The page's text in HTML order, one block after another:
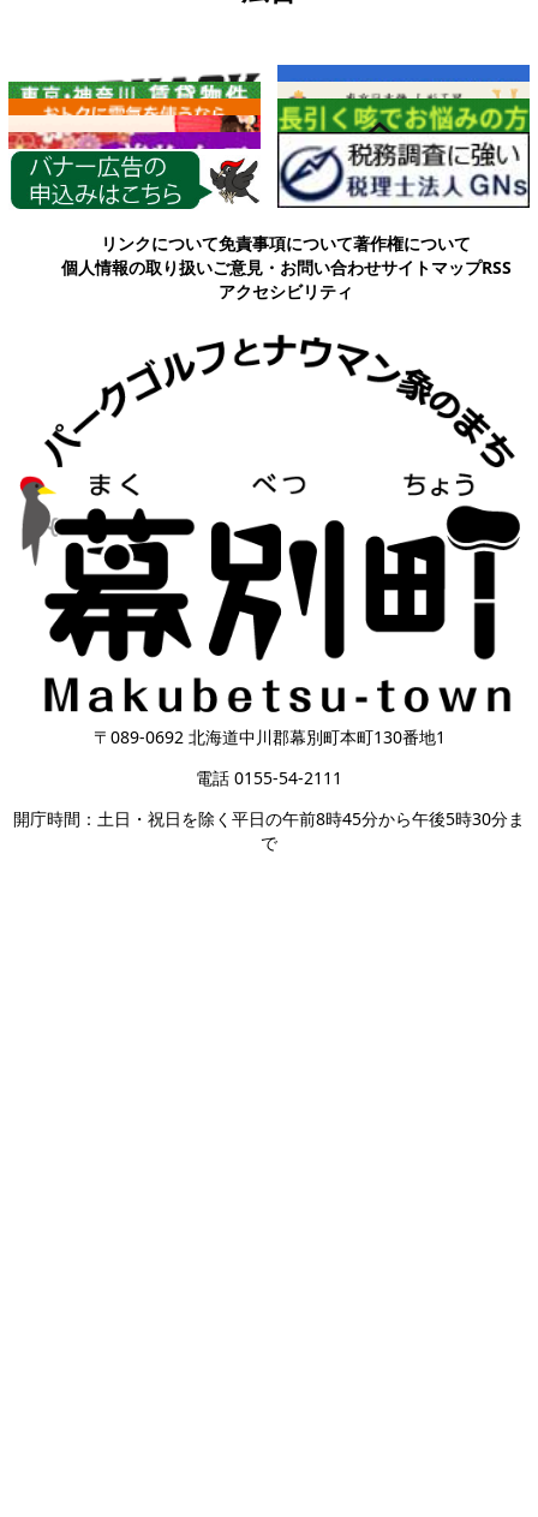
各種情報
リンクについて免責事項について著作権について
個人情報の取り扱いご意見・お問い合わせサイトマップRSS
アクセシビリティ
〒089-0692 北海道中川郡幕別町本町130番地1
電話 0155-54-2111
開庁時間：土日・祝日を除く平日の午前8時45分から午後5時30分ま
で